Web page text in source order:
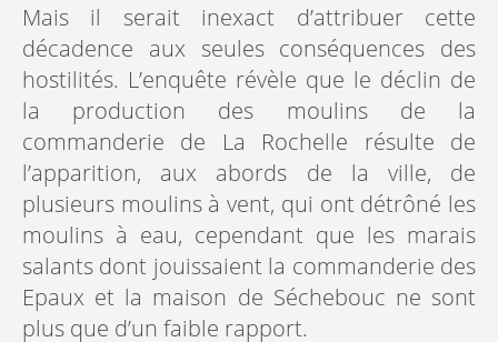
Mais il serait inexact d’attribuer cette
décadence aux seules conséquences des
hostilités. L’enquête révèle que le déclin de
la production des moulins de la
commanderie de La Rochelle résulte de
l’apparition, aux abords de la ville, de
plusieurs moulins à vent, qui ont détrôné les
moulins à eau, cependant que les marais
salants dont jouissaient la commanderie des
Epaux et la maison de Séchebouc ne sont
plus que d’un faible rapport.